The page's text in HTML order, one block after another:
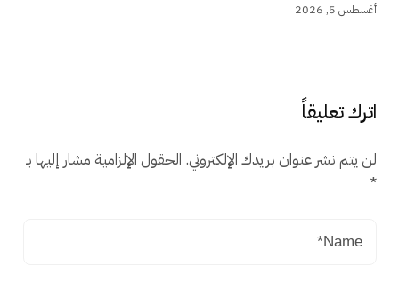
أغسطس 5, 2026
اترك تعليقاً
لن يتم نشر عنوان بريدك الإلكتروني. الحقول الإلزامية مشار إليها بـ
*